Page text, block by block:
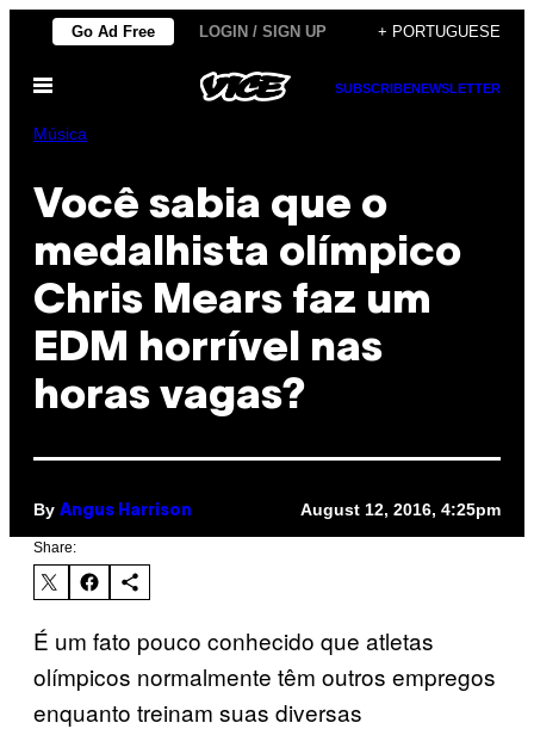
Skip
content
Go Ad Free LOGIN / SIGN UP + PORTUGUESE
Open
SUBSCRIBENEWSLETTER
Música
Você sabia que o
medalhista olímpico
Chris Mears faz um
EDM horrível nas
horas vagas?
By Angus Harrison August 12, 2016, 4:25pm
Share:
É um fato pouco conhecido que atletas
olímpicos normalmente têm outros empregos
enquanto treinam suas diversas